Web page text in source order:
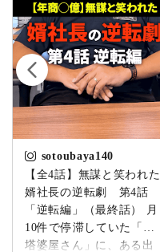
sotoubaya140
【全4話】無謀と笑われた
婿社長の逆転劇 第4話
「逆転編」（最終話） 月
10件で停滞していた「卒
塔婆屋さん」に、ある出